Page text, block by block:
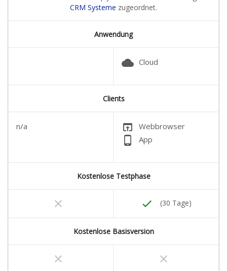
CRM Systeme zugeordnet.
Anwendung
cloud Cloud
Clients
n/a open_in_browser Webbrowser
phone_android App
Kostenlose Testphase
clear done (30 Tage)
Kostenlose Basisversion
clear clear